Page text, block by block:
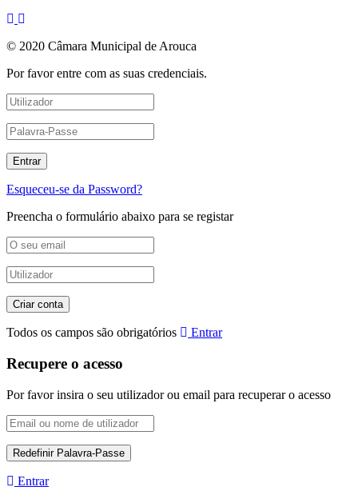
© 2020 Câmara Municipal de Arouca
Por favor entre com as suas credenciais.
Esqueceu-se da Password?
Preencha o formulário abaixo para se registar
Todos os campos são obrigatórios Entrar
Recupere o acesso
Por favor insira o seu utilizador ou email para recuperar o acesso
Entrar